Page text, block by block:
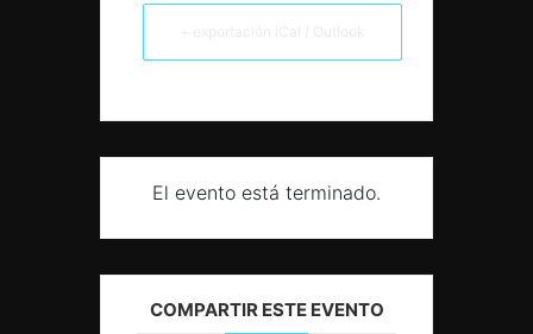
El evento está terminado.
COMPARTIR ESTE EVENTO